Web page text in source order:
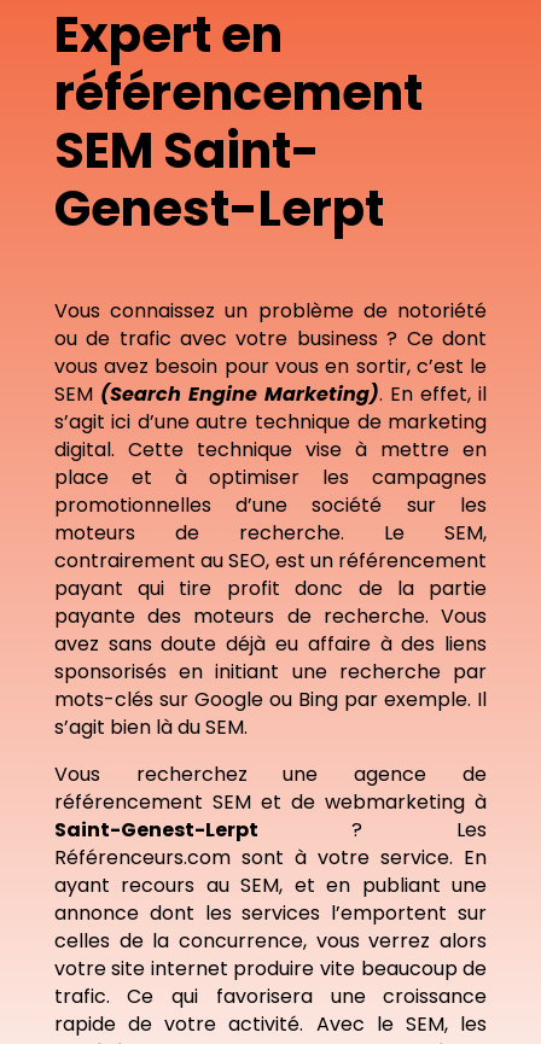
Expert en
référencement
SEM Saint-
Genest-Lerpt
Vous connaissez un problème de notoriété
ou de trafic avec votre business ? Ce dont
vous avez besoin pour vous en sortir, c’est le
SEM (Search Engine Marketing). En effet, il
s’agit ici d’une autre technique de marketing
digital. Cette technique vise à mettre en
place et à optimiser les campagnes
promotionnelles d’une société sur les
moteurs de recherche. Le SEM,
contrairement au SEO, est un référencement
payant qui tire profit donc de la partie
payante des moteurs de recherche. Vous
avez sans doute déjà eu affaire à des liens
sponsorisés en initiant une recherche par
mots-clés sur Google ou Bing par exemple. Il
s’agit bien là du SEM.
Vous recherchez une agence de
référencement SEM et de webmarketing à
Saint-Genest-Lerpt ? Les
Référenceurs.com sont à votre service. En
ayant recours au SEM, et en publiant une
annonce dont les services l’emportent sur
celles de la concurrence, vous verrez alors
votre site internet produire vite beaucoup de
trafic. Ce qui favorisera une croissance
rapide de votre activité. Avec le SEM, les